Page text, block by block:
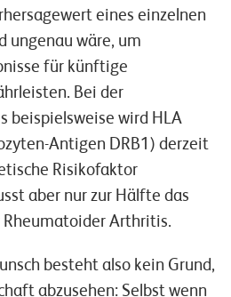
eines einzelnen
ungenau wäre, um
für künftige
Bei der
beispielsweise wird HLA
Antigen DRB1) derzeit
Risikofaktor
aber nur zur Hälfte das
Rheumatoider Arthritis.
besteht also kein Grund,
abzusehen: Selbst wenn